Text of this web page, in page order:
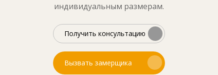
индивидуальным размерам.
Получить консультацию
Вызвать замерщика